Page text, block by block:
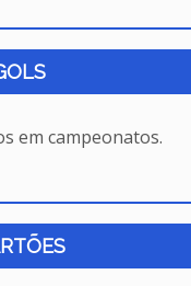
em campeonatos.